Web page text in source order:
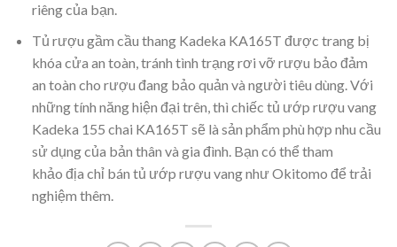
riêng của bạn.
Tủ rượu gầm cầu thang Kadeka KA165T được trang bị
khóa cửa an toàn, tránh tình trạng rơi vỡ rượu bảo đảm
an toàn cho rượu đang bảo quản và người tiêu dùng. Với
những tính năng hiện đại trên, thì chiếc tủ ướp rượu vang
Kadeka 155 chai KA165T sẽ là sản phẩm phù hợp nhu cầu
sử dụng của bản thân và gia đình. Bạn có thể tham
khảo địa chỉ bán tủ ướp rượu vang như Okitomo để trải
nghiệm thêm.